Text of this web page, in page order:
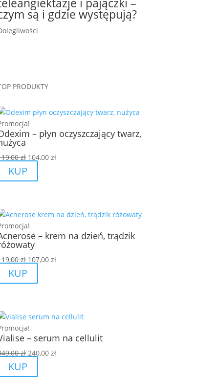
są i gdzie występują?
PRODUKTY
– płyn oczyszczający twarz,
zł Pierwotna
wynosiła:
104,00 złAktualna
KUP
– krem na dzień, trądzik
zł Pierwotna
wynosiła:
107,00 złAktualna
KUP
– serum na cellulit
zł Pierwotna
wynosiła:
240,00 złAktualna
KUP